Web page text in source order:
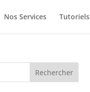
Nos Services Tutoriels